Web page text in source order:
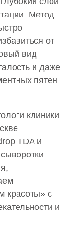
Метод
от
вид
и даже
пятен
клиники
TDA и
красоты» с
и